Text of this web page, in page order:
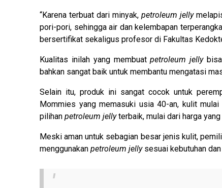
“Karena terbuat dari minyak,petroleum jelly
pori-pori, sehingga air dan kelembapan
bersertifikat sekaligus profesor di Fakultas
Kualitas inilah yang membuatpetroleum jellybisa
bahkan sangat baik untuk membantu mengatasi
Selain itu, produk ini sangat cocok untuk
Mommies yang memasuki usia 40-an, kulit
pilihan petroleum jellyterbaik, mulai dari harga
Meski aman untuk sebagian besar jenis kulit,
menggunakan petroleum jellysesuai kebutuhan